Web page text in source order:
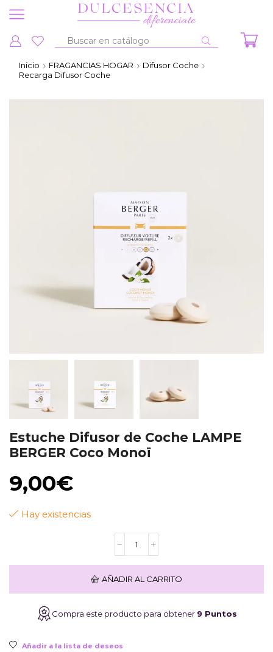
Entrada
búsqueda
Inicio FRAGANCIAS HOGAR
Difusor Coche
Recarga Difusor Coche
Estuche Difusor de Coche LAMPE
BERGER Coco Monoï
9,00€
Hay existencias
Difusor
LAMPE
BERGER
Monoï
AÑADIR AL CARRITO
Compra este producto para obtener 9 Puntos
Añadir a la lista de deseos